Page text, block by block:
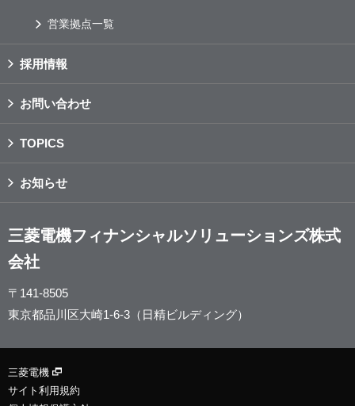
営業拠点一覧
採用情報
お問い合わせ
TOPICS
お知らせ
三菱電機フィナンシャルソリューションズ株式
会社
〒141-8505
東京都品川区大崎1-6-3（日精ビルディング）
三菱電機
サイト利用規約